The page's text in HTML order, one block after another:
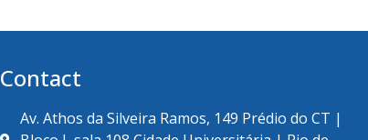
Contact
Av. Athos da Silveira Ramos, 149 Prédio do CT |